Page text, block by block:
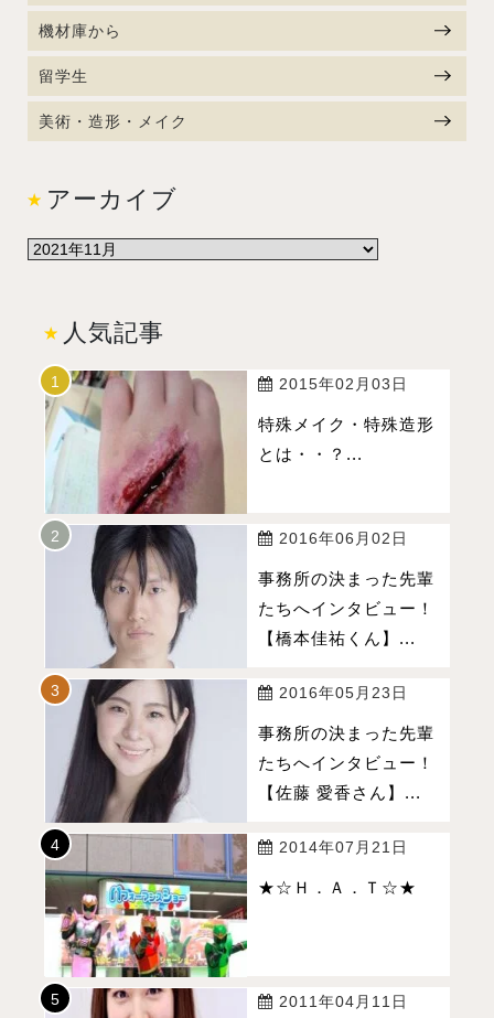
機材庫から
留学生
美術・造形・メイク
アーカイブ
人気記事
2015年02月03日
特殊メイク・特殊造形
とは・・？...
2016年06月02日
事務所の決まった先輩
たちへインタビュー！
【橋本佳祐くん】...
2016年05月23日
事務所の決まった先輩
たちへインタビュー！
【佐藤 愛香さん】...
2014年07月21日
★☆Ｈ．Ａ．Ｔ☆★
2011年04月11日